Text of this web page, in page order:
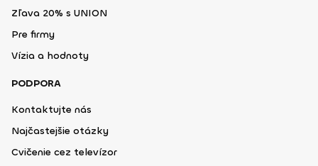
Zľava 20% s UNION
Pre firmy
Vízia a hodnoty
PODPORA
Kontaktujte nás
Najčastejšie otázky
Cvičenie cez televízor